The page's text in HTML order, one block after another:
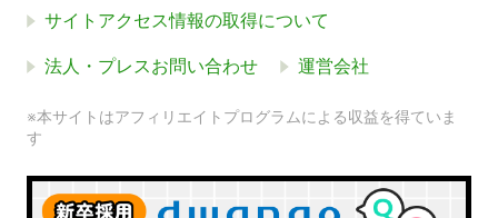
サイトアクセス情報の取得について
法人・プレスお問い合わせ 運営会社
※本サイトはアフィリエイトプログラムによる収益を得ていま
す